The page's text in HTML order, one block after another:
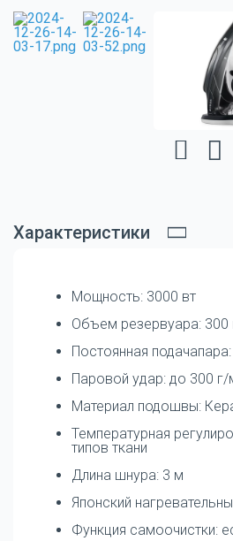
Характеристики
Мощность: 3000 вт
Объем резервуара: 300
Постоянная
Паровой удар: до 300 г/
Материал подошвы:
Температурная
типов ткани
Длина шнура: 3 м
Японский
Функция самоочистки: